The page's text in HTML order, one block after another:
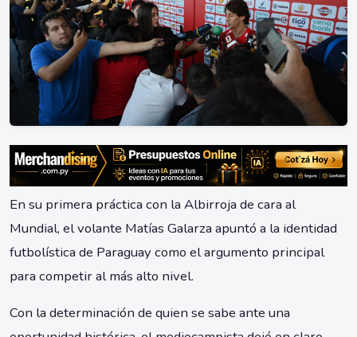
En su primera práctica con la Albirroja de cara al
Mundial, el volante Matías Galarza apuntó a la identidad
futbolística de Paraguay como el argumento principal
para competir al más alto nivel.
Con la determinación de quien se sabe ante una